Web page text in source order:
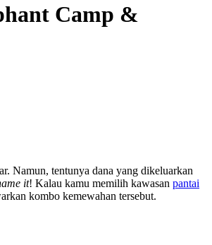
Camp &
Namun, tentunya dana yang dikeluarkan
it! Kalau kamu memilih kawasan pantai
kombo kemewahan tersebut.